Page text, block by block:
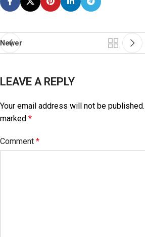
Newer
LEAVE A REPLY
Your email address will not be published.
marked *
Comment *